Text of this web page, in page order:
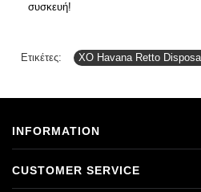
συσκευή!
Ετικέτες: XO Havana Retto
INFORMATION
CUSTOMER SERVICE